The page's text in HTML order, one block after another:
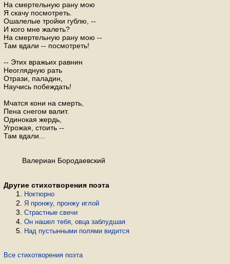
На смертельную рану мою
Я скачу посмотреть.
Ошалелые тройки гублю, --
И кого мне жалеть?
На смертельную рану мою --
Там вдали -- посмотреть!
-- Этих вражьих равнин
Неоглядную рать
Отрази, паладин,
Научись побеждать!
Мчатся кони на смерть,
Пена снегом валит.
Одинокая жердь,
Угрожая, стоить --
Там вдали...
Валериан Бородаевский
Другие стихотворения поэта
Ноктюрно
Я пронжу, пронжу иглой
Страстные свечи
Он нашел тебя, овца заблудшая
Над пустынными полями видится
Все стихотворения поэта